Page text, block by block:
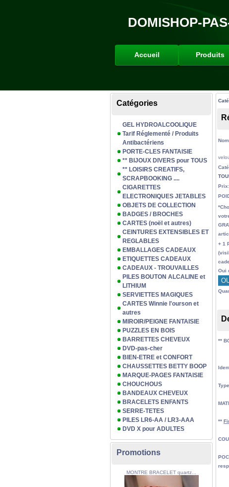
DOMISHOP-
Accueil Produits
Catégories
GEL HYDROALCOOLIQUE
Tarif Réglementé / Produits
Antibactériens
PORTE-CLES FANTAISIE
** BIJOUX DIVERS pour TOUS
** LOISIRS CREATIFS,
SCRAPBOOKING ....
CIGARETTES
ELECTRONIQUES JETABLES
OBJETS DE COLLECTION
BADGES / BROCHES
CARTES (noël et autres)
CEINTURES EXTENSIBLES ET
REGLABLES
EMBALLAGES CADEAUX
ETIQUETTES CADEAUX
CADEAUX - TROUVAILLES
PILES BOUTON ALCALINE et
LITHIUM
SERVIETTES MAGIQUES
CARTES Winnie l'ourson et
autres
MIROIR/PEIGNE FANTAISIE
PUZZLES EN BOIS
BARRETTES CHEVEUX
DVD-pas-cher
BIEN-ETRE et CONFORT
CHAUSSETTES BETTY BOOP
MARQUE-PAGES FANTAISIE
CHOUCHOUS
BANDEAUX CHEVEUX
BRACELETS ENFANTS
SERRE-TETES
PILES LR6-AA / LR3-AAA
DVD X pour ADULTES
Promotions
MONTRE BRACELET quartz...
Prix:
+ 1
Oui
**
**